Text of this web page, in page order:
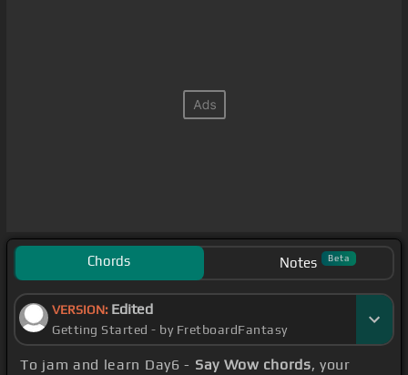
Chords Notes Beta
VERSION: Edited
Getting Started - by FretboardFantasy
To jam and learn Day6 - Say Wow chords, your